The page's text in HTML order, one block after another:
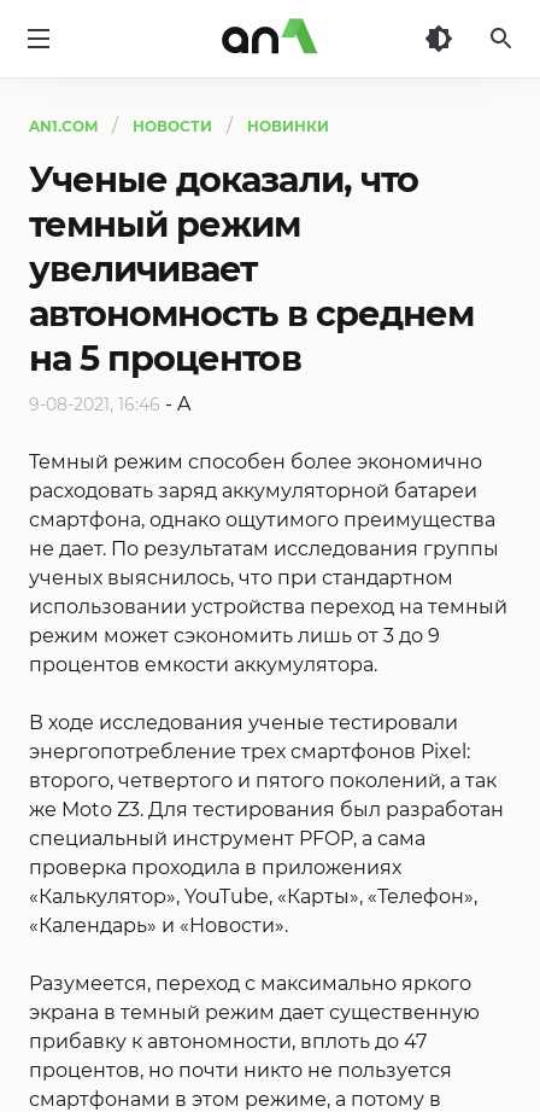
AN1.COM НОВОСТИ НОВИНКИ
Ученые доказали, что
темный режим
увеличивает
автономность в среднем
на 5 процентов
9-08-2021, 16:46 - A
Темный режим способен более экономично
расходовать заряд аккумуляторной батареи
смартфона, однако ощутимого преимущества
не дает. По результатам исследования группы
ученых выяснилось, что при стандартном
использовании устройства переход на темный
режим может сэкономить лишь от 3 до 9
процентов емкости аккумулятора.
В ходе исследования ученые тестировали
энергопотребление трех смартфонов Pixel:
второго, четвертого и пятого поколений, а так
же Moto Z3. Для тестирования был разработан
специальный инструмент PFOP, а сама
проверка проходила в приложениях
«Калькулятор», YouTube, «Карты», «Телефон»,
«Календарь» и «Новости».
Разумеется, переход с максимально яркого
экрана в темный режим дает существенную
прибавку к автономности, вплоть до 47
процентов, но почти никто не пользуется
смартфонами в этом режиме, а потому в